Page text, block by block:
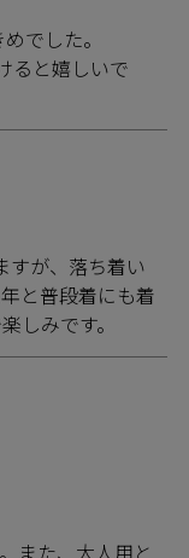
でした。
ると嬉しいで
すが、落ち着い
と普段着にも着
しみです。
また、大人用と